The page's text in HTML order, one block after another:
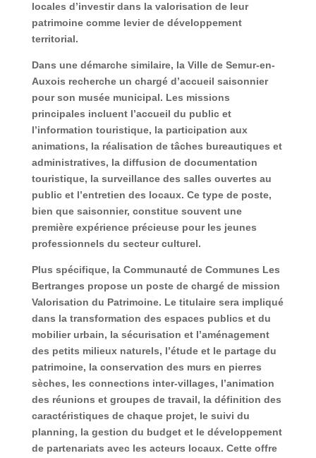
locales d’investir dans la valorisation de leur
patrimoine comme levier de développement
territorial.
Dans une démarche similaire, la Ville de Semur-en-
Auxois recherche un chargé d’accueil saisonnier
pour son musée municipal. Les missions
principales incluent l’accueil du public et
l’information touristique, la participation aux
animations, la réalisation de tâches bureautiques et
administratives, la diffusion de documentation
touristique, la surveillance des salles ouvertes au
public et l’entretien des locaux. Ce type de poste,
bien que saisonnier, constitue souvent une
première expérience précieuse pour les jeunes
professionnels du secteur culturel.
Plus spécifique, la Communauté de Communes Les
Bertranges propose un poste de chargé de mission
Valorisation du Patrimoine. Le titulaire sera impliqué
dans la transformation des espaces publics et du
mobilier urbain, la sécurisation et l’aménagement
des petits milieux naturels, l’étude et le partage du
patrimoine, la conservation des murs en pierres
sèches, les connections inter-villages, l’animation
des réunions et groupes de travail, la définition des
caractéristiques de chaque projet, le suivi du
planning, la gestion du budget et le développement
de partenariats avec les acteurs locaux. Cette offre